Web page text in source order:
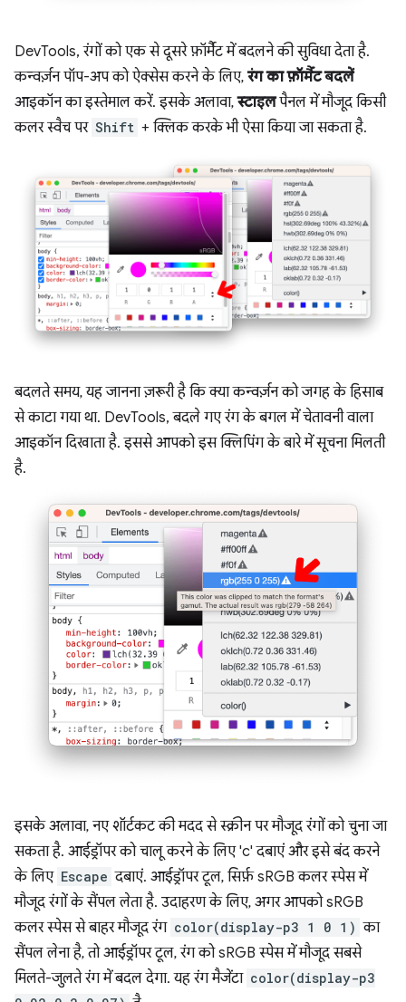
DevTools, रंगों को एक से दूसरे फ़ॉर्मैट में बदलने की सुविधा देता है.
कन्वर्ज़न पॉप-अप को ऐक्सेस करने के लिए, रंग का फ़ॉर्मैट बदलें
आइकॉन का इस्तेमाल करें. इसके अलावा,स्टाइलपैनल में मौजूद किसी
कलर स्वैच पर Shift + क्लिक करके भी ऐसा किया जा सकता है.
बदलते समय, यह जानना ज़रूरी है कि क्या कन्वर्ज़न को जगह के हिसाब
से काटा गया था. DevTools, बदले गए रंग के बगल में चेतावनी वाला
आइकॉन दिखाता है. इससे आपको इस क्लिपिंग के बारे में सूचना मिलती
है.
इसके अलावा, नए शॉर्टकट की मदद से स्क्रीन पर मौजूद रंगों को चुना जा
सकता है. आईड्रॉपर को चालू करने के लिए 'c' दबाएं और इसे बंद करने
के लिए Escape दबाएं. आईड्रॉपर टूल, सिर्फ़ sRGB कलर स्पेस में
मौजूद रंगों के सैंपल लेता है. उदाहरण के लिए, अगर आपको sRGB
कलर स्पेस से बाहर मौजूद रंग color(display-p3 1 0 1) का
सैंपल लेना है, तो आईड्रॉपर टूल, रंग को sRGB स्पेस में मौजूद सबसे
मिलते-जुलते रंग में बदल देगा. यह रंग मैजेंटा color(display-p3